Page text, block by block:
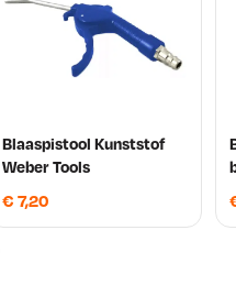
Blaaspistool Kunststof
Weber Tools
€ 7,20